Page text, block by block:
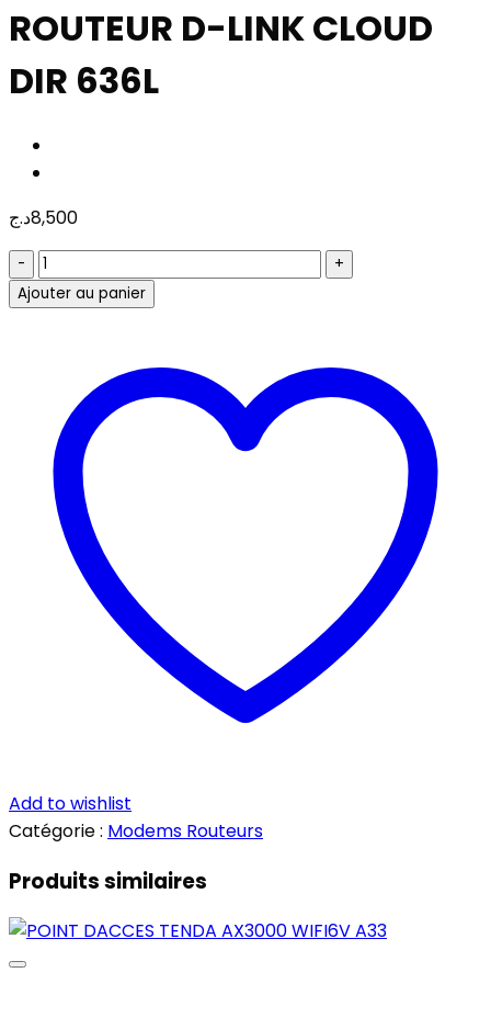
ROUTEUR D-LINK CLOUD
DIR 636L
8,500د.ج
quantité
de
ROUTEUR
CLOUD
DIR
636L
Ajouter au panier
Add to wishlist
Catégorie : Modems Routeurs
Produits similaires